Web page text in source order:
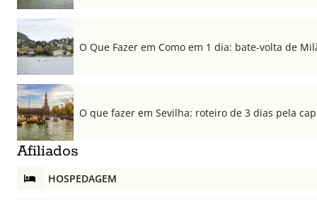
O Que Fazer em Como em 1 dia: bate-volta de
O que fazer em Sevilha: roteiro de 3 dias pela
Afiliados
HOSPEDAGEM